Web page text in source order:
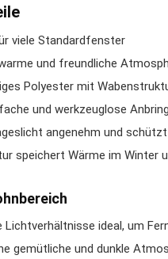
viele Standardfenster
und freundliche
Polyester mit
und werkzeuglose
angenehm und schützt
speichert Wärme im Winter
Lichtverhältnisse ideal, um
gemütliche und dunkle